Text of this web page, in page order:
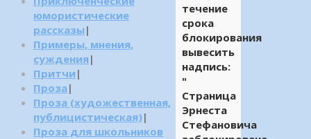
течение
срока
блокирования
вывесить
надпись:
"
Страница
Эрнеста
Стефановича
юмористические
рассказы |
Примеры, мнения,
суждения |
Притчи |
Проза |
Проза (художественная,
публицистическая) |
Проза для школьников